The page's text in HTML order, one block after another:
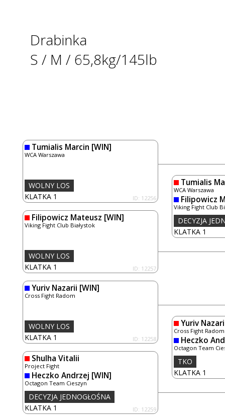
Drabinka
S / M / 65,8kg/145lb
Tumialis Marcin [WIN]
WCA Warszawa
KLATKA 1 ID: 12256
WOLNY LOS
Filipowicz Mateusz [WIN]
Viking Fight Club Białystok
KLATKA 1 ID: 12257
WOLNY LOS
Yuriv Nazarii [WIN]
Cross Fight Radom
KLATKA 1 ID: 12258
WOLNY LOS
Shulha Vitalii
Project Fight
Heczko Andrzej [WIN]
Octagon Team Cieszyn
KLATKA 1 ID: 12259
DECYZJA JEDNOGŁOŚNA
Tumialis
WCA Warszawa
Filipowicz
Viking Fight Club
KLATKA 1
DECYZJA
Yuriv
Cross Fight Radom
Heczko
Octagon Team
KLATKA 1
TKO